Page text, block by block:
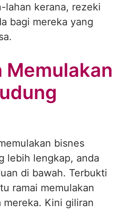
lahan kerana, rezeki
bagi mereka yang
Memulakan
bisnes
lebih lengkap, anda
di bawah. Terbukti
ramai memulakan
mereka. Kini giliran